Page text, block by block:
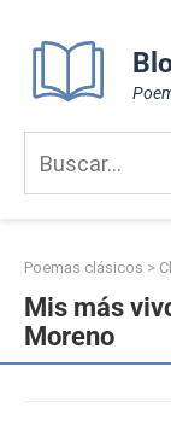
content
Poemas clásicos >
Mis más
Moreno